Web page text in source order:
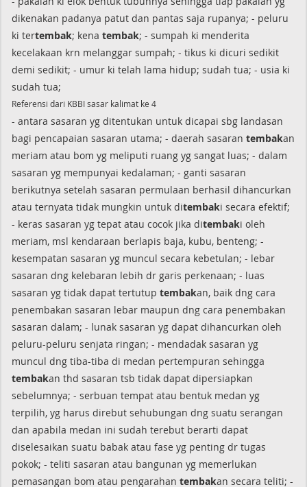
dikenakan padanya patut dan pantas saja rupanya; - peluru
ki tertembak; kena tembak; - sumpah ki menderita
kecelakaan krn melanggar sumpah; - tikus ki dicuri sedikit
demi sedikit; - umur ki telah lama hidup; sudah tua; - usia ki
sudah tua;
Referensi dari KBBI sasar kalimat ke 4
- antara sasaran yg ditentukan untuk dicapai sbg landasan
bagi pencapaian sasaran utama; - daerah sasaran tembakan
meriam atau bom yg meliputi ruang yg sangat luas; - dalam
sasaran yg mempunyai kedalaman; - ganti sasaran
berikutnya setelah sasaran permulaan berhasil dihancurkan
atau ternyata tidak mungkin untuk ditembaki secara efektif;
- keras sasaran yg tepat atau cocok jika ditembaki oleh
meriam, msl kendaraan berlapis baja, kubu, benteng; -
kesempatan sasaran yg muncul secara kebetulan; - lebar
sasaran dng kelebaran lebih dr garis perkenaan; - luas
sasaran yg tidak dapat tertutup tembakan, baik dng cara
penembakan sasaran lebar maupun dng cara penembakan
sasaran dalam; - lunak sasaran yg dapat dihancurkan oleh
peluru-peluru senjata ringan; - mendadak sasaran yg
muncul dng tiba-tiba di medan pertempuran sehingga
tembakan thd sasaran tsb tidak dapat dipersiapkan
sebelumnya; - serbuan tempat atau bentuk medan yg
terpilih, yg harus direbut sehubungan dng suatu serangan
dan apabila medan ini sudah terebut berarti dapat
diselesaikan suatu babak atau fase yg penting dr tugas
pokok; - teliti sasaran atau bangunan yg memerlukan
pemasangan bom atau pengarahan tembakan secara teliti; -